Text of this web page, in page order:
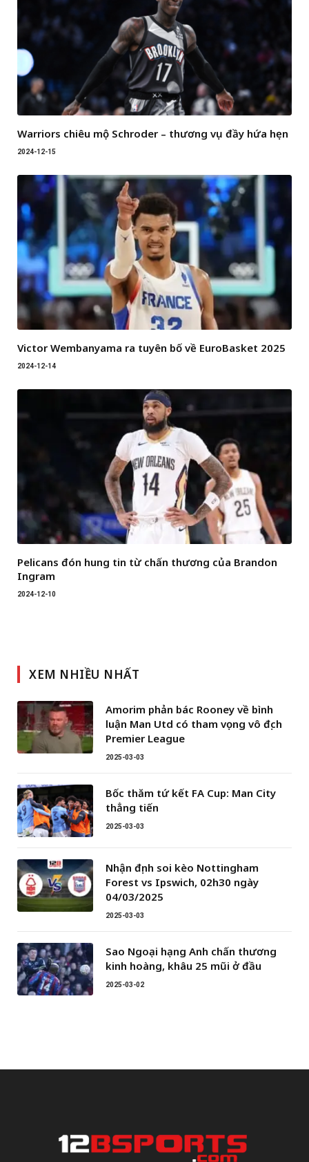
Warriors chiêu mộ Schroder – thương vụ đầy hứa hẹn
2024-12-15
Victor Wembanyama ra tuyên bố về EuroBasket 2025
2024-12-14
Pelicans đón hung tin từ chấn thương của Brandon
Ingram
2024-12-10
XEM NHIỀU NHẤT
Amorim phản bác Rooney về bình
luận Man Utd có tham vọng vô địch
Premier League
2025-03-03
Bốc thăm tứ kết FA Cup: Man City
thẳng tiến
2025-03-03
Nhận định soi kèo Nottingham
Forest vs Ipswich, 02h30 ngày
04/03/2025
2025-03-03
Sao Ngoại hạng Anh chấn thương
kinh hoàng, khâu 25 mũi ở đầu
2025-03-02